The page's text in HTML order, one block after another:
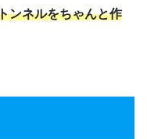
ンネルをちゃんと作